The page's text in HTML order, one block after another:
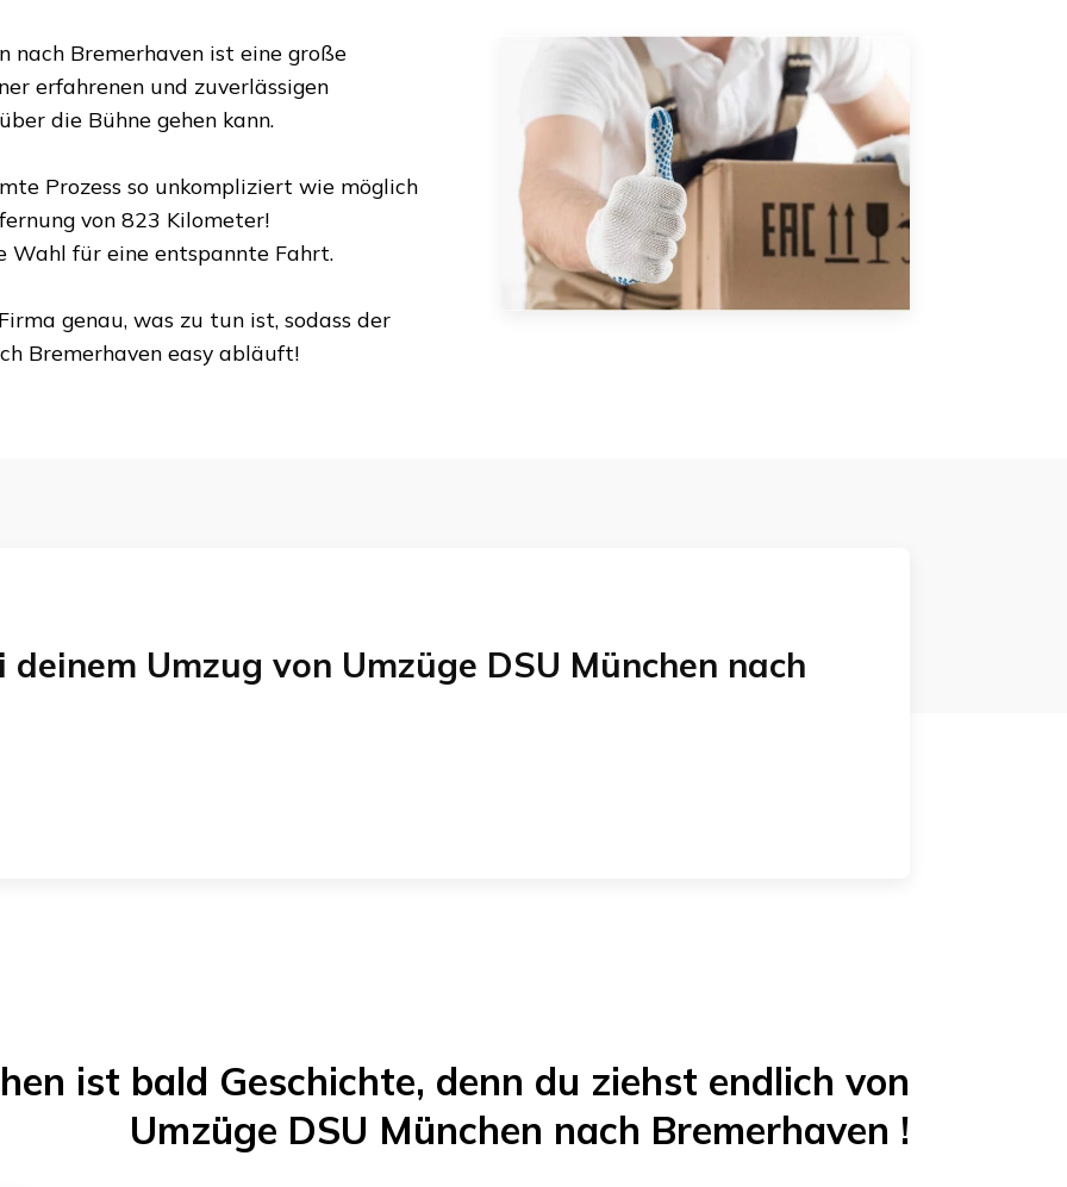
nach Bremerhaven ist eine große
erfahrenen und zuverlässigen
die Bühne gehen kann.
Prozess so unkompliziert wie möglich
von 823 Kilometer!
für eine entspannte Fahrt.
genau, was zu tun ist, sodass der
Bremerhaven easy abläuft!
Umzug von Umzüge DSU München nach
ist bald Geschichte, denn du ziehst endlich von
Umzüge DSU München nach Bremerhaven !